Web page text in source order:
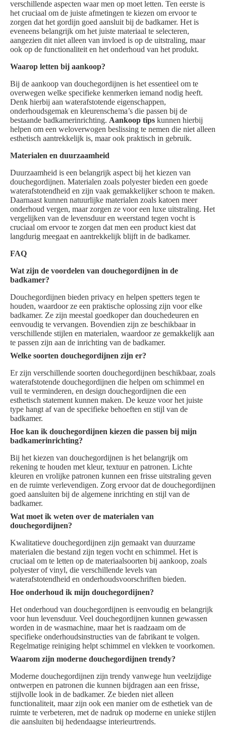
verschillende aspecten waar men op moet letten. Ten eerste is
het cruciaal om de juiste afmetingen te kiezen om ervoor te
zorgen dat het gordijn goed aansluit bij de badkamer. Het is
eveneens belangrijk om het juiste materiaal te selecteren,
aangezien dit niet alleen van invloed is op de uitstraling, maar
ook op de functionaliteit en het onderhoud van het produkt.
Waarop letten bij aankoop?
Bij de aankoop van douchegordijnen is het essentieel om te
overwegen welke specifieke kenmerken iemand nodig heeft.
Denk hierbij aan waterafstotende eigenschappen,
onderhoudsgemak en kleurenschema’s die passen bij de
bestaande badkamerinrichting. Aankoop tips kunnen hierbij
helpen om een weloverwogen beslissing te nemen die niet alleen
esthetisch aantrekkelijk is, maar ook praktisch in gebruik.
Materialen en duurzaamheid
Duurzaamheid is een belangrijk aspect bij het kiezen van
douchegordijnen. Materialen zoals polyester bieden een goede
waterafstotendheid en zijn vaak gemakkelijker schoon te maken.
Daarnaast kunnen natuurlijke materialen zoals katoen meer
onderhoud vergen, maar zorgen ze voor een luxe uitstraling. Het
vergelijken van de levensduur en weerstand tegen vocht is
cruciaal om ervoor te zorgen dat men een product kiest dat
langdurig meegaat en aantrekkelijk blijft in de badkamer.
FAQ
Wat zijn de voordelen van douchegordijnen in de
badkamer?
Douchegordijnen bieden privacy en helpen spetters tegen te
houden, waardoor ze een praktische oplossing zijn voor elke
badkamer. Ze zijn meestal goedkoper dan douchedeuren en
eenvoudig te vervangen. Bovendien zijn ze beschikbaar in
verschillende stijlen en materialen, waardoor ze gemakkelijk aan
te passen zijn aan de inrichting van de badkamer.
Welke soorten douchegordijnen zijn er?
Er zijn verschillende soorten douchegordijnen beschikbaar, zoals
waterafstotende douchegordijnen die helpen om schimmel en
vuil te verminderen, en design douchegordijnen die een
esthetisch statement kunnen maken. De keuze voor het juiste
type hangt af van de specifieke behoeften en stijl van de
badkamer.
Hoe kan ik douchegordijnen kiezen die passen bij mijn
badkamerinrichting?
Bij het kiezen van douchegordijnen is het belangrijk om
rekening te houden met kleur, textuur en patronen. Lichte
kleuren en vrolijke patronen kunnen een frisse uitstraling geven
en de ruimte verlevendigen. Zorg ervoor dat de douchegordijnen
goed aansluiten bij de algemene inrichting en stijl van de
badkamer.
Wat moet ik weten over de materialen van
douchegordijnen?
Kwalitatieve douchegordijnen zijn gemaakt van duurzame
materialen die bestand zijn tegen vocht en schimmel. Het is
cruciaal om te letten op de materiaalsoorten bij aankoop, zoals
polyester of vinyl, die verschillende levels van
waterafstotendheid en onderhoudsvoorschriften bieden.
Hoe onderhoud ik mijn douchegordijnen?
Het onderhoud van douchegordijnen is eenvoudig en belangrijk
voor hun levensduur. Veel douchegordijnen kunnen gewassen
worden in de wasmachine, maar het is raadzaam om de
specifieke onderhoudsinstructies van de fabrikant te volgen.
Regelmatige reiniging helpt schimmel en vlekken te voorkomen.
Waarom zijn moderne douchegordijnen trendy?
Moderne douchegordijnen zijn trendy vanwege hun veelzijdige
ontwerpen en patronen die kunnen bijdragen aan een frisse,
stijlvolle look in de badkamer. Ze bieden niet alleen
functionaliteit, maar zijn ook een manier om de esthetiek van de
ruimte te verbeteren, met de nadruk op moderne en unieke stijlen
die aansluiten bij hedendaagse interieurtrends.